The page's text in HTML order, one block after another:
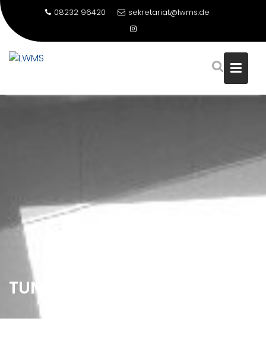
08232 96420 sekretariat@lwms.de
TUNNEL AN DER LWS